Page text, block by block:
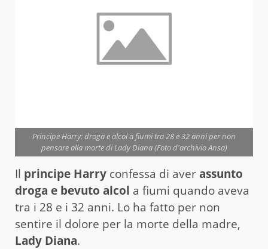
Principe Harry: droga e alcol a fiumi tra 28 e 32 anni per non
pensare alla morte di Lady Diana (Foto d'archivio Ansa)
Il principe Harry confessa di averassunto
droga e bevuto alcol a fiumi quando aveva
tra i 28 e i 32 anni. Lo ha fatto per non
sentire il dolore per la morte della madre,
Lady Diana.